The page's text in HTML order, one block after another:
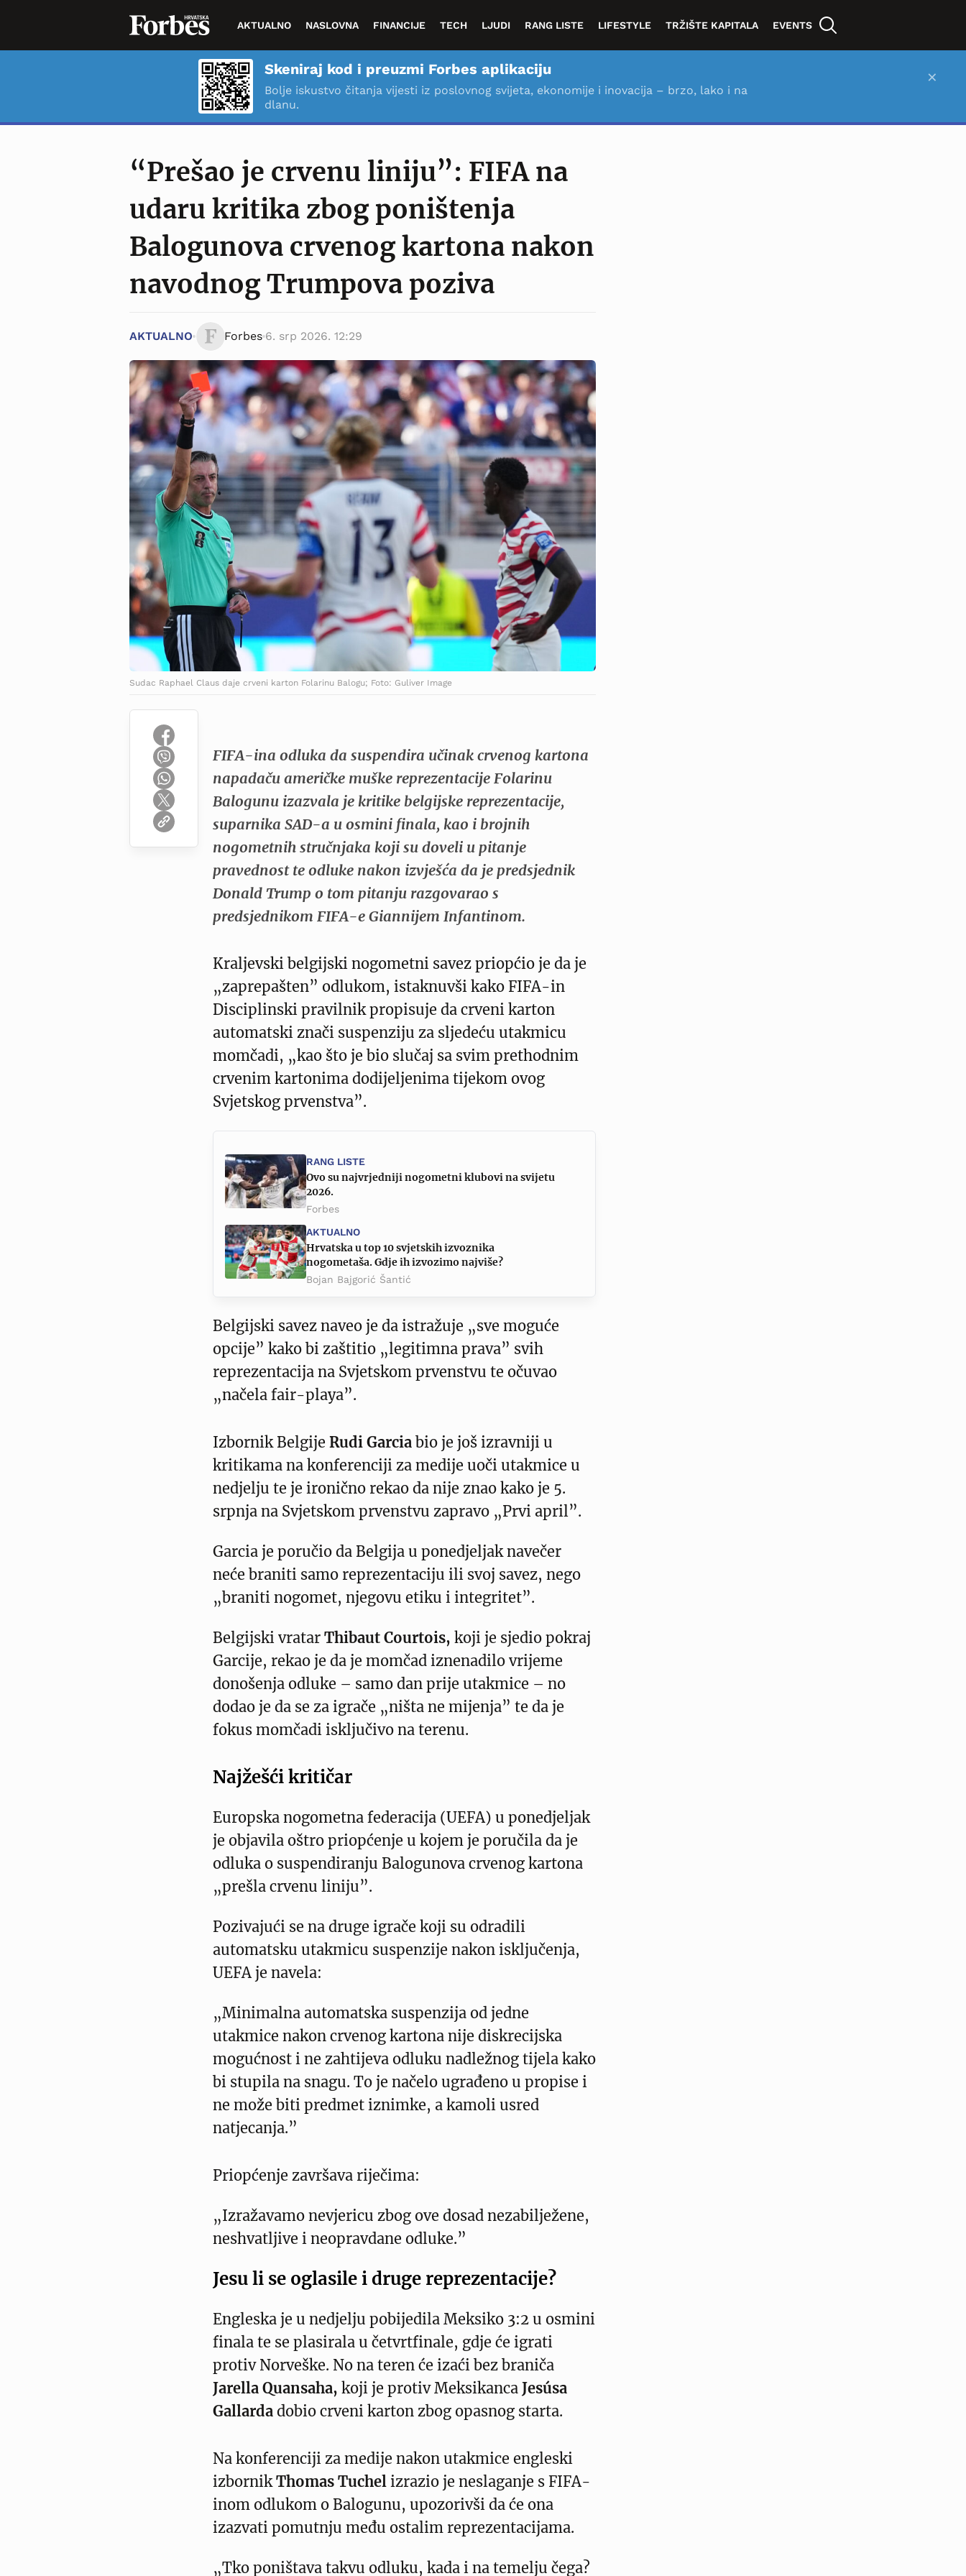
AKTUALNO NASLOVNA FINANCIJE TECH LJUDI RANG LISTE LIFESTYLE TRŽIŠTE KAPITALA EVENTS
Skeniraj kod i preuzmi Forbes aplikaciju
Bolje iskustvo čitanja vijesti iz poslovnog svijeta, ekonomije i inovacija – brzo, lako i na
dlanu.
×
“Prešao je crvenu liniju”: FIFA na
udaru kritika zbog poništenja
Balogunova crvenog kartona nakon
navodnog Trumpova poziva
AKTUALNO Forbes 6. srp 2026. 12:29
Sudac Raphael Claus daje crveni karton Folarinu Balogu; Foto: Guliver Image
FIFA-ina odluka da suspendira učinak crvenog kartona
napadaču američke muške reprezentacije Folarinu
Balogunu izazvala je kritike belgijske reprezentacije,
suparnika SAD-a u osmini finala, kao i brojnih
nogometnih stručnjaka koji su doveli u pitanje
pravednost te odluke nakon izvješća da je predsjednik
Donald Trump o tom pitanju razgovarao s
predsjednikom FIFA-e Giannijem Infantinom.
Kraljevski belgijski nogometni savez priopćio je da je
„zaprepašten” odlukom, istaknuvši kako FIFA-in
Disciplinski pravilnik propisuje da crveni karton
automatski znači suspenziju za sljedeću utakmicu
momčadi, „kao što je bio slučaj sa svim prethodnim
crvenim kartonima dodijeljenima tijekom ovog
Svjetskog prvenstva”.
RANG LISTE
Ovo su najvrjedniji nogometni klubovi na svijetu
2026.
Forbes
AKTUALNO
Hrvatska u top 10 svjetskih izvoznika
nogometaša. Gdje ih izvozimo najviše?
Bojan Bajgorić Šantić
Belgijski savez naveo je da istražuje „sve moguće
opcije” kako bi zaštitio „legitimna prava” svih
reprezentacija na Svjetskom prvenstvu te očuvao
„načela fair-playa”.
Izbornik Belgije Rudi Garcia bio je još izravniji u
kritikama na konferenciji za medije uoči utakmice u
nedjelju te je ironično rekao da nije znao kako je 5.
srpnja na Svjetskom prvenstvu zapravo „Prvi april”.
Garcia je poručio da Belgija u ponedjeljak navečer
neće braniti samo reprezentaciju ili svoj savez, nego
„braniti nogomet, njegovu etiku i integritet”.
Belgijski vratar Thibaut Courtois, koji je sjedio pokraj
Garcije, rekao je da je momčad iznenadilo vrijeme
donošenja odluke – samo dan prije utakmice – no
dodao je da se za igrače „ništa ne mijenja” te da je
fokus momčadi isključivo na terenu.
Najžešći kritičar
Europska nogometna federacija (UEFA) u ponedjeljak
je objavila oštro priopćenje u kojem je poručila da je
odluka o suspendiranju Balogunova crvenog kartona
„prešla crvenu liniju”.
Pozivajući se na druge igrače koji su odradili
automatsku utakmicu suspenzije nakon isključenja,
UEFA je navela:
„Minimalna automatska suspenzija od jedne
utakmice nakon crvenog kartona nije diskrecijska
mogućnost i ne zahtijeva odluku nadležnog tijela kako
bi stupila na snagu. To je načelo ugrađeno u propise i
ne može biti predmet iznimke, a kamoli usred
natjecanja.”
Priopćenje završava riječima:
„Izražavamo nevjericu zbog ove dosad nezabilježene,
neshvatljive i neopravdane odluke.”
Jesu li se oglasile i druge reprezentacije?
Engleska je u nedjelju pobijedila Meksiko 3:2 u osmini
finala te se plasirala u četvrtfinale, gdje će igrati
protiv Norveške. No na teren će izaći bez braniča
Jarella Quansaha, koji je protiv Meksikanca Jesúsa
Gallarda dobio crveni karton zbog opasnog starta.
Na konferenciji za medije nakon utakmice engleski
izbornikThomas Tuchel izrazio je neslaganje s FIFA-
inom odlukom o Balogunu, upozorivši da će ona
izazvati pomutnju među ostalim reprezentacijama.
„Tko poništava takvu odluku, kada i na temelju čega?